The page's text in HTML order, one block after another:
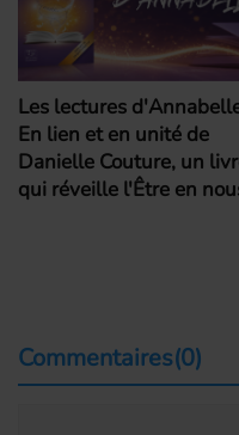
Les lectures
En lien et en unité de
Danielle Couture, un
qui réveille l'Être en
Commentaires(0)